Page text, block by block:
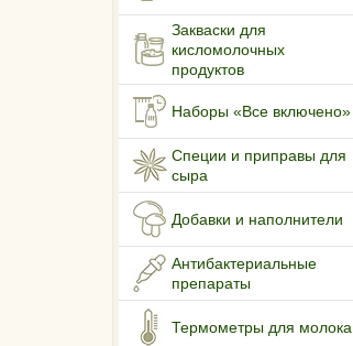
Закваски для
кисломолочных
продуктов
Наборы «Все включено»
Специи и приправы для
сыра
Добавки и наполнители
Антибактериальные
препараты
Термометры для молока